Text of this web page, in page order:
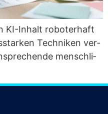
KI-Inhalt robo­ter­haft
Tech­ni­ken ver­
mensch­li­